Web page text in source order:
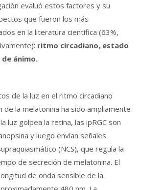
evaluó estos factores y su
que fueron los más
en la literatura científica (63%,
ritmo circadiano, estado
ánimo.
de la luz en el ritmo circadiano
de la melatonina ha sido ampliamente
luz golpea la retina, las ipRGC son
y luego envían señales
(NCS), que regula la
de secreción de melatonina. El
de onda sensible de la